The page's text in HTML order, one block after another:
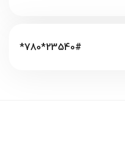
*780*23540#